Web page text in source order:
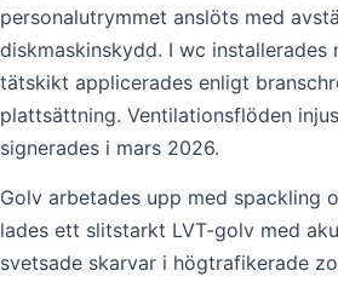
personalutrymmet anslöts med
diskmaskinskydd. I wc installerades
tätskikt applicerades enligt
plattsättning. Ventilationsflöden
signerades i mars 2026.
Golv arbetades upp med spackling
lades ett slitstarkt LVT-golv med
svetsade skarvar i högtrafikerade